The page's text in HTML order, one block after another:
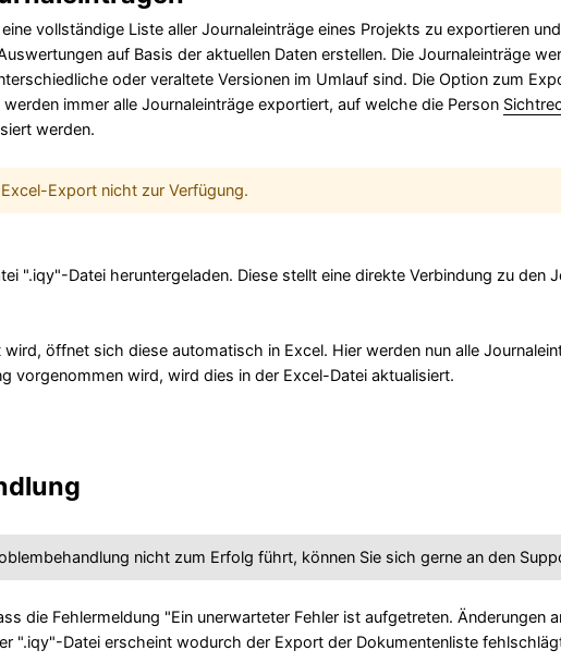
vollständige Liste aller Journaleinträge eines Projekts zu exportieren
auf Basis der aktuellen Daten erstellen. Die Journaleinträge
oder veraltete Versionen im Umlauf sind. Die Option zum
immer alle Journaleinträge exportiert, auf welche die Person
werden.
Export nicht zur Verfügung.
".iqy"-Datei heruntergeladen. Diese stellt eine direkte Verbindung zu den
öffnet sich diese automatisch in Excel. Hier werden nun alle
vorgenommen wird, wird dies in der Excel-Datei aktualisiert.
nicht zum Erfolg führt, können Sie sich gerne an den
die Fehlermeldung "Ein unerwarteter Fehler ist aufgetreten. Änderungen
".iqy"-Datei erscheint wodurch der Export der Dokumentenliste